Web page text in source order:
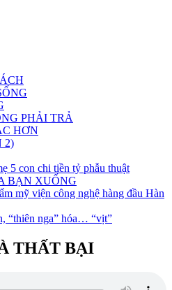
PHẢI TRẢ
HƠN
2)
5 con chi tiền tỷ phẫu thuật
BẠN XUỐNG
mỹ viện công nghệ hàng đầu Hàn
“thiên nga” hóa… “vịt”
THẤT BẠI